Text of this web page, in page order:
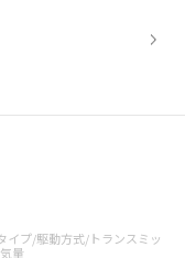
イプ/駆動方式/トランスミッ
量